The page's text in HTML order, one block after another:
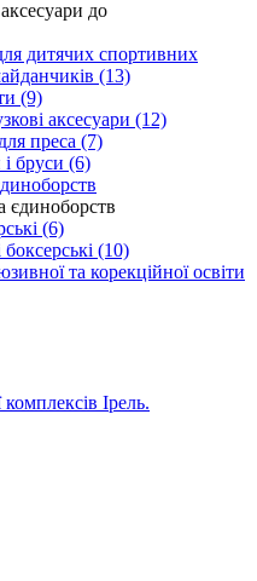
дитячих спортивних
(13)
(9)
аксесуари (12)
преса (7)
і бруси (6)
(6)
(10)
та корекційної освіти
Ірель.